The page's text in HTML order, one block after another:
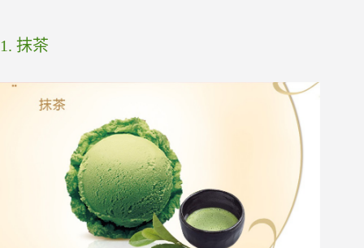
1. 抹茶